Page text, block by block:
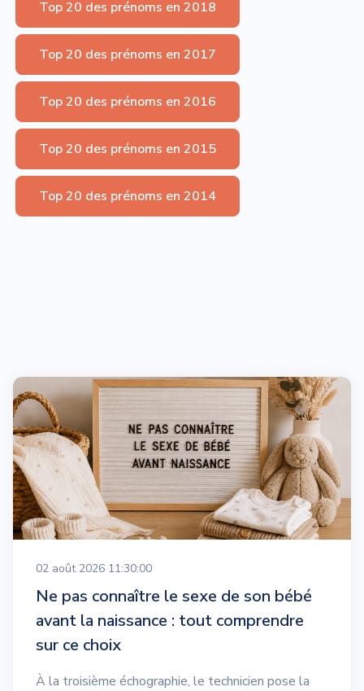
Top 20 des prénoms en 2018
Top 20 des prénoms en 2017
Top 20 des prénoms en 2016
Top 20 des prénoms en 2015
Top 20 des prénoms en 2014
02 août 2026 11:30:00
Ne pas connaître le sexe de son bébé
avant la naissance : tout comprendre
sur ce choix
À la troisième échographie, le technicien pose la